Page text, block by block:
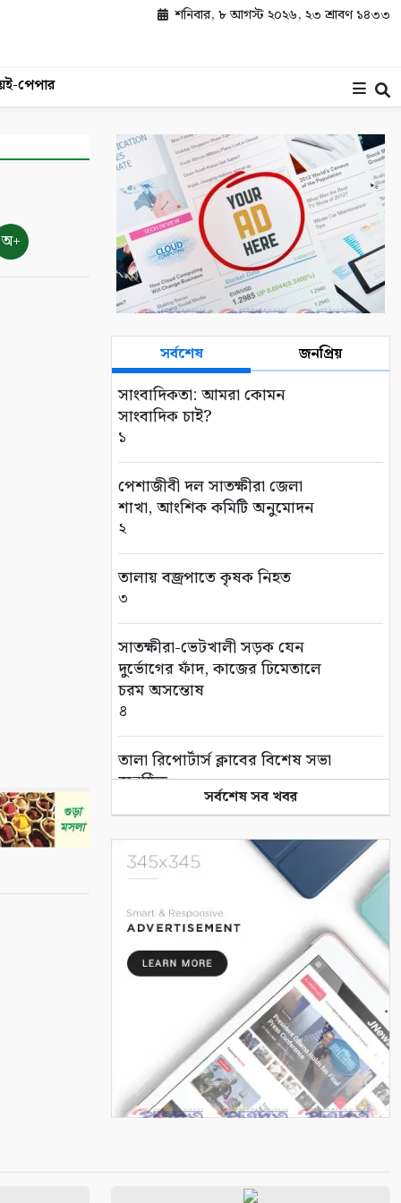
শনিবার, ৮ আগস্ট ২০২৬, ২৩ শ্রাবণ ১৪৩৩
ই-পেপার
অ+
সর্বশেষ জনপ্রিয়
সাংবাদিকতা: আমরা কোমন
সাংবাদিক চাই?
১
পেশাজীবী দল সাতক্ষীরা জেলা
শাখা, আংশিক কমিটি অনুমোদন
২
তালায় বজ্রপাতে কৃষক নিহত
৩
সাতক্ষীরা-ভেটখালী সড়ক যেন
দুর্ভোগের ফাঁদ, কাজের ঢিমেতালে
চরম অসন্তোষ
৪
‎তালা রিপোর্টার্স ক্লাবের বিশেষ সভা
অনুষ্ঠিত
বন্ধন টেলিমিডিয়া ও শিল্পী সংসদের
বর্ষসেরা সম্মাননা প্রদান
খোলপেটুয়া নদীর বেড়িবাঁধে ধস,
সংস্কারকাজ শুরু
কয়রায় ফ্রি চক্ষু ক্যাম্প উপলক্ষে
লিফলেট বিতরণ
সাতক্ষীরায় ধানের বীজতলায় বিষ
৯
সর্বশেষ সব খবর